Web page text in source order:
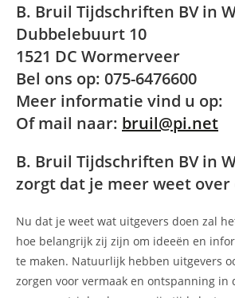
B. Bruil Tijdschriften BV in
Dubbelebuurt 10
1521 DC Wormerveer
Bel ons op: 075-6476600
Meer informatie vind u op:
Of mail naar: bruil@pi.net
B. Bruil Tijdschriften BV in
zorgt dat je meer weet over
Nu dat je weet wat uitgevers doen zal
hoe belangrijk zij zijn om ideeën en
te maken. Natuurlijk hebben uitgevers
zorgen voor vermaak en ontspanning in